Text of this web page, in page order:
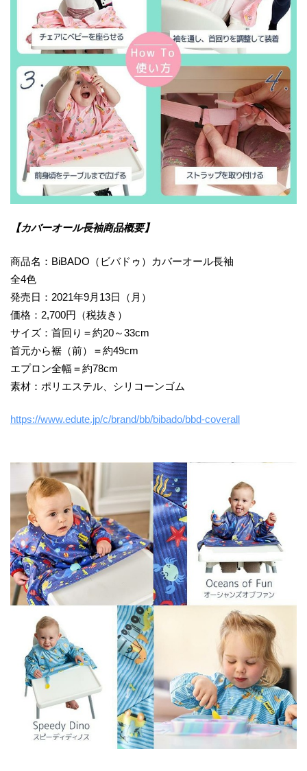
【カバーオール長袖商品概要】
商品名：BiBADO（ビバドゥ）カバーオール長袖
全4色
発売日：2021年9月13日（月）
価格：2,700円（税抜き）
サイズ：首回り＝約20～33cm
首元から裾（前）＝約49cm
エプロン全幅＝約78cm
素材：ポリエステル、シリコーンゴム
https://www.edute.jp/c/brand/bb/bibado/bbd-coverall